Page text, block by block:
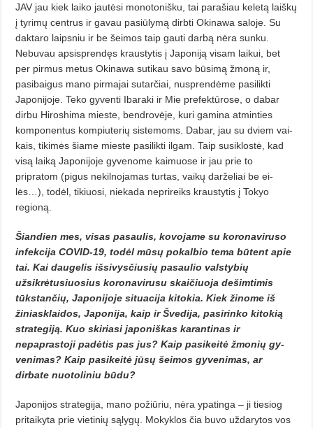
JAV jau kiek laiko jautėsi monotonišku, tai parašiau keletą laiš­­kų
į tyrimų centrus ir gavau pa­siūlymą dirbti Okinawa saloje. Su
daktaro laipsniu ir be šeimos taip gau­ti darbą nėra sunku.
Nebuvau ap­sisprendęs kraustytis į Japoniją vi­sam laikui, bet
per pirmus metus Oki­nawa sutikau savo būsimą žmoną ir,
pasibaigus mano pirmajai sutarčiai, nusprendėme pasilikti
Japonijoje. Teko gyventi Ibaraki ir Mie prefektūrose, o dabar
dirbu Hiroshima mies­te, bendrovėje, kuri gamina at­minties
komponentus kompiuterių sistemoms. Dabar, jau su dviem vai­
kais, tikimės šiame mieste pasilikti ilgam. Taip susiklostė, kad
visą laiką Japonijoje gyvenome kaimuose ir jau prie to
pripratom (pigus nekilnojamas turtas, vaikų darželiai be ei­
lės…), todėl, tikiuosi, niekada nepri­reiks kraustytis į Tokyo
regioną.
Šiandien mes, visas pasaulis, kovojame su koronaviruso
infekcija COVID-19, todėl mūsų pokalbio tema būtent apie
tai. Kai daugelis išsivysčiusių pasaulio valstybių
užsikrėtusiuosius koronavirusu skaičiuoja dešimtimis
tūkstančių, Japonijoje situacija kitokia. Kiek žinome iš
žiniasklaidos, Japonija, kaip ir Švedija, pasirinko kitokią
strategiją. Kuo skiriasi japoniškas karantinas ir
nepaprastoji padėtis pas jus? Kaip pasikeitė žmonių gy­
venimas? Kaip pasikeitė jūsų šei­mos gyvenimas, ar
dirbate nuoto­liniu būdu?
Japonijos strategija, mano požiū­riu, nėra ypatinga – ji tiesiog
pritai­kyta prie vietinių sąlygų. Mokyklos čia buvo uždarytos vos